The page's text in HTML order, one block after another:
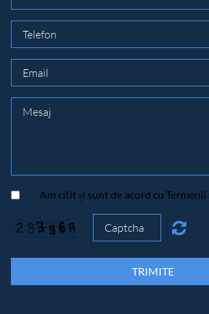
Am citit și sunt de acord cu Termenii
TRIMITE